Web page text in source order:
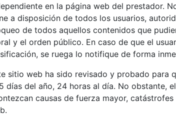
en la página web del prestador.
a disposición de todos los usuarios,
de todos aquellos contenidos que
y el orden público. En caso de que el
se ruega lo notifique de forma
sitio web ha sido revisado y probado para
días del año, 24 horas al día. No obstante,
causas de fuerza mayor,